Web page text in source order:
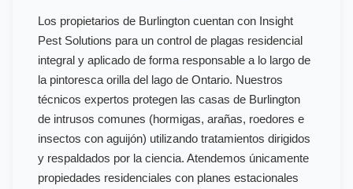
Los propietarios de Burlington cuentan con Insight
Pest Solutions para un control de plagas residencial
integral y aplicado de forma responsable a lo largo de
la pintoresca orilla del lago de Ontario. Nuestros
técnicos expertos protegen las casas de Burlington
de intrusos comunes (hormigas, arañas, roedores e
insectos con aguijón) utilizando tratamientos dirigidos
y respaldados por la ciencia. Atendemos únicamente
propiedades residenciales con planes estacionales